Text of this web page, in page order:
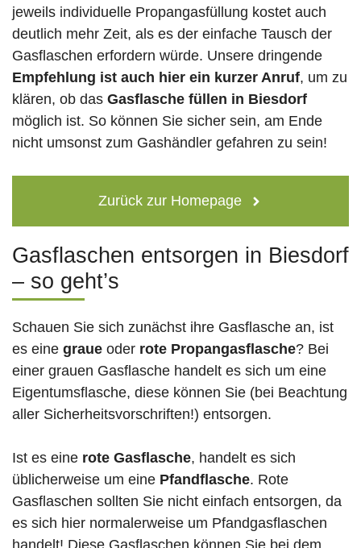
jeweils individuelle Propangasfüllung kostet auch
deutlich mehr Zeit, als es der einfache Tausch der
Gasflaschen erfordern würde. Unsere dringende
Empfehlung ist auch hier ein kurzer Anruf, um zu
klären, ob das Gasflasche füllen in Biesdorf
möglich ist. So können Sie sicher sein, am Ende
nicht umsonst zum Gashändler gefahren zu sein!
Zurück zur Homepage
Gasflaschen entsorgen in Biesdorf
– so geht’s
Schauen Sie sich zunächst ihre Gasflasche an, ist
es eine graue oder rote Propangasflasche? Bei
einer grauen Gasflasche handelt es sich um eine
Eigentumsflasche, diese können Sie (bei Beachtung
aller Sicherheitsvorschriften!) entsorgen.
Ist es eine rote Gasflasche, handelt es sich
üblicherweise um eine Pfandflasche. Rote
Gasflaschen sollten Sie nicht einfach entsorgen, da
es sich hier normalerweise um Pfandgasflaschen